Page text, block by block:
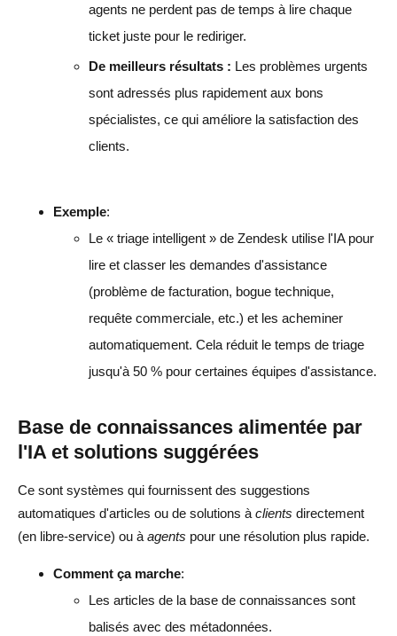
agents ne perdent pas de temps à lire chaque
ticket juste pour le rediriger.
De meilleurs résultats : Les problèmes urgents
sont adressés plus rapidement aux bons
spécialistes, ce qui améliore la satisfaction des
clients.
Exemple:
Le « triage intelligent » de Zendesk utilise l'IA pour
lire et classer les demandes d'assistance
(problème de facturation, bogue technique,
requête commerciale, etc.) et les acheminer
automatiquement. Cela réduit le temps de triage
jusqu'à 50 % pour certaines équipes d'assistance.
Base de connaissances alimentée par
l'IA et solutions suggérées
Ce sont systèmes qui fournissent des suggestions
automatiques d'articles ou de solutions à clients directement
(en libre-service) ou à agents pour une résolution plus rapide.
Comment ça marche:
Les articles de la base de connaissances sont
balisés avec des métadonnées.